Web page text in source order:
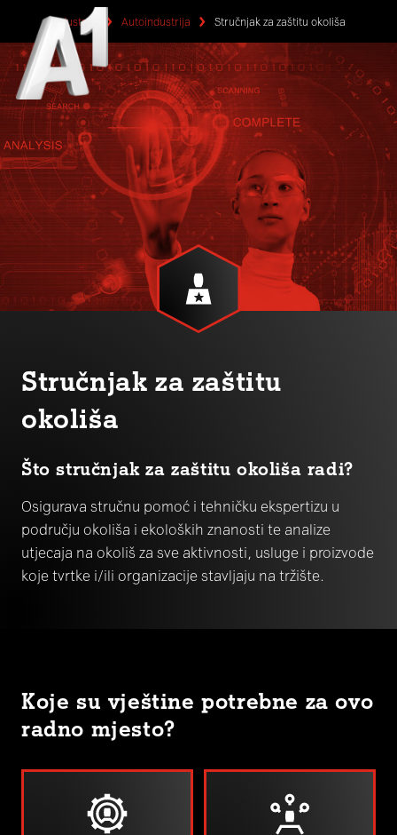
Industrije Autoindustrija Stručnjak za zaštitu okoliša
Stručnjak za zaštitu
okoliša
Što stručnjak za zaštitu okoliša radi?
Osigurava stručnu pomoć i tehničku ekspertizu u
području okoliša i ekoloških znanosti te analize
utjecaja na okoliš za sve aktivnosti, usluge i proizvode
koje tvrtke i/ili organizacije stavljaju na tržište.
Koje su vještine potrebne za ovo
radno mjesto?